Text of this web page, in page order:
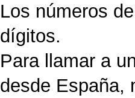
Los números
dígitos.
Para llamar a
desde España,